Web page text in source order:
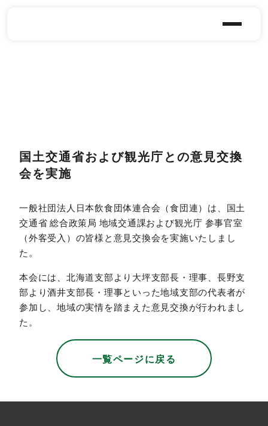
国土交通省および観光庁との意見交換
会を実施
一般社団法人日本飲食団体連合会（食団連）は、国土
交通省 総合政策局 地域交通課および観光庁 参事官室
（外客受入）の皆様と意見交換会を実施いたしまし
た。
本会には、北海道支部より大坪支部長・理事、長野支
部より酒井支部長・理事といった地域支部の代表者が
参加し、地域の実情を踏まえた意見交換が行われまし
た。
一覧ページに戻る